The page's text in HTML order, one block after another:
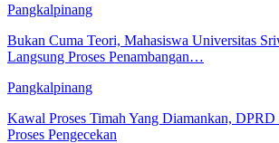
Pangkalpinang
Bukan Cuma Teori, Mahasiswa Universitas
Langsung Proses Penambangan…
Pangkalpinang
Kawal Proses Timah Yang Diamankan, DPRD
Proses Pengecekan